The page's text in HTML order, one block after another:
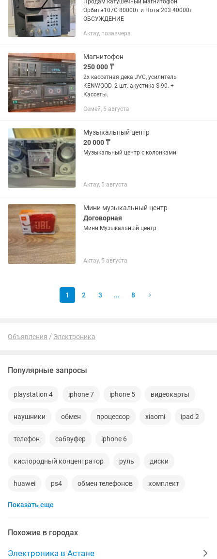
Продам катушечный магнитофон
Орбита107С 80000т и Нота 203 40000т
ОБСУЖДЕНИЕ
Актау, позавчера
Магнитофон
250 000 ₸
2х кассетная дека JVC, усилитель
KENWOOD. 2 шт. акустика S 90. +
Кассеты.
Семей, 5 августа
Музыкальный центр
20 000 ₸
Музыкальный центр с колонками
Актау, 5 августа
Мини музыкальный центр
Договорная
Мини Музыкальный центр
Актау, 5 августа
1 2 3 ... 8
Объявления Электроника
Популярные запросы
playstation 4 iphone 7 iphone 5 видеокарты
наушники обмен процессор xiaomi ipad 2
телефон сабвуфер iphone 6
кислородный концентратор руль диски
huawei ps4 обмен телефонов комплект
playstation 1
Показать еще
Похожие в городах
Электроника в Астане